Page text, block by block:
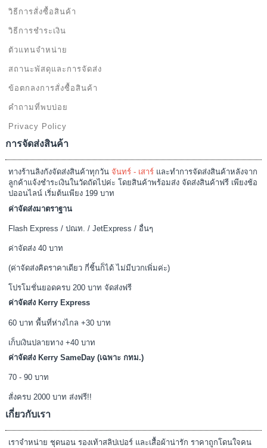
วิธีการสั่งซื้อสินค้า
วิธีการชำระเงิน
ตัวแทนจำหน่าย
สถานะพัสดุและการจัดส่ง
ข้อตกลงการสั่งซื้อสินค้า
คำถามที่พบบ่อย
Privacy Policy
การจัดส่งสินค้า
ทางร้านลิงกังจัดส่งสินค้าทุกวัน จันทร์ - เสาร์ และทำการจัดส่งสินค้าหลังจาก
ลูกค้าแจ้งชำระเงินในวัดถัดไปค่ะ โดยสินค้าพร้อมส่ง จัดส่งสินค้าฟรี เพียงช้อ
ปออนไลน์ เริ่มต้นเพียง 199 บาท
ค่าจัดส่งมาตราฐาน
Flash Express / ปณท. / JetExpress / อื่นๆ
ค่าจัดส่ง 40 บาท
(ค่าจัดส่งคิดราคาเดียว กี่ชิ้นก็ได้ ไม่มีบวกเพิ่มค่ะ)
โปรโมชั่นยอดครบ 200 บาท จัดส่งฟรี
ค่าจัดส่ง Kerry Express
60 บาท พื้นที่ห่างไกล +30 บาท
เก็บเงินปลายทาง +40 บาท
ค่าจัดส่ง Kerry SameDay (เฉพาะ กทม.)
70 - 90 บาท
สั่งครบ 2000 บาท ส่งฟรี!!
เกี่ยวกับเรา
เราจำหน่าย ชุดนอน รองเท้าสลิปเปอร์ และเสื้อผ้าน่ารัก ราคาถูกโดนใจคน